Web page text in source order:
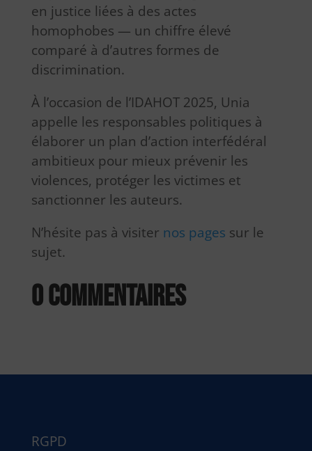
en justice liées à des actes
homophobes — un chiffre élevé
comparé à d’autres formes de
discrimination.
À l’occasion de l’IDAHOT 2025, Unia
appelle les responsables politiques à
élaborer un plan d’action interfédéral
ambitieux pour mieux prévenir les
violences, protéger les victimes et
sanctionner les auteurs.
N’hésite pas à visiter nos pages sur le
sujet.
0 commentaires
RGPD